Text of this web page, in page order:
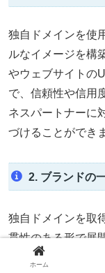
独自ドメインを使
ルなイメージを構
やウェブサイトの
で、信頼性や信用
ネスパートナーに
づけることができ
2. ブランドの
独自ドメインを取
貫性のある形で展
含んだドメインを
ホーム